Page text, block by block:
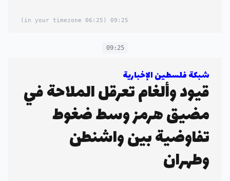
09:25
(06:25 in your timezone)
09:25
شبكة فلسطين الإخبارية
قيود وألغام تعرقل الملاحة في
مضيق هرمز وسط ضغوط
تفاوضية بين واشنطن
وطهران